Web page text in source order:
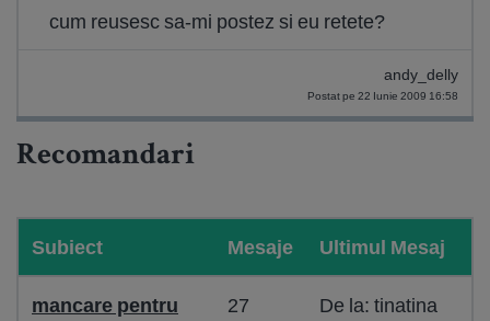
cum reusesc sa-mi postez si eu retete?
andy_delly
Postat pe 22 Iunie 2009 16:58
Recomandari
Subiect Mesaje Ultimul Mesaj
mancare pentru
27
De la: tinatina